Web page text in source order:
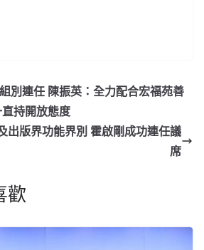
別連任 陳振英：全力配合宏福苑善
持開放態度
出版界功能界別 霍啟剛成功連任議
席
歡